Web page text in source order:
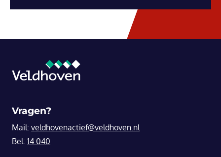
Vragen?
Mail: veldhovenactief@veldhoven.nl
Bel: 14 040